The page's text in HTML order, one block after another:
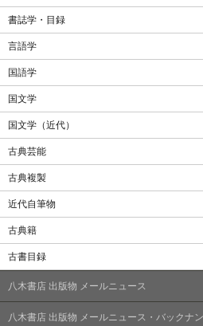
書誌学・目録
言語学
国語学
国文学
国文学（近代）
古典芸能
古典複製
近代自筆物
古典籍
古書目録
八木書店 出版物 メールニュース
八木書店 出版物 メールニュース・バックナ